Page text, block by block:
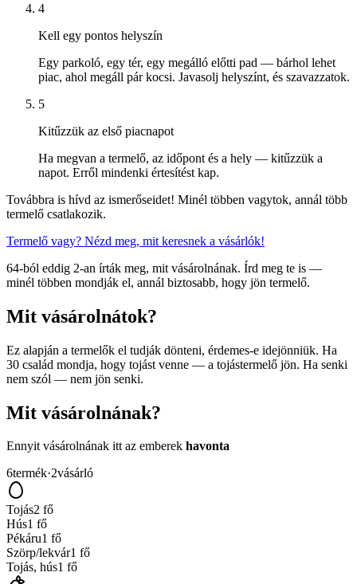
4
Kell egy pontos helyszín
Egy parkoló, egy tér, egy megálló előtti pad — bárhol lehet
piac, ahol megáll pár kocsi. Javasolj helyszínt, és szavazzatok.
5
Kitűzzük az első piacnapot
Ha megvan a termelő, az időpont és a hely — kitűzzük a
napot. Erről mindenki értesítést kap.
Továbbra is hívd az ismerőseidet! Minél többen vagytok, annál több
termelő csatlakozik.
Termelő vagy? Nézd meg, mit keresnek a vásárlók!
64-ból eddig 2-an írták meg, mit vásárolnának. Írd meg te is —
minél többen mondják el, annál biztosabb, hogy jön termelő.
Mit vásárolnátok?
Ez alapján a termelők el tudják dönteni, érdemes-e idejönniük. Ha
30 család mondja, hogy tojást venne — a tojástermelő jön. Ha senki
nem szól — nem jön senki.
Mit vásárolnának?
Ennyit vásárolnának itt az emberek havonta
6termék·2vásárló
Tojás2 fő
Hús1 fő
Pékáru1 fő
Szörp/lekvár1 fő
Tojás, hús1 fő